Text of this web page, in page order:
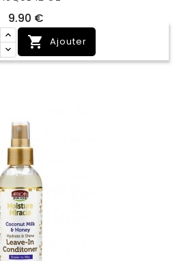
9,90 €
 Ajouter